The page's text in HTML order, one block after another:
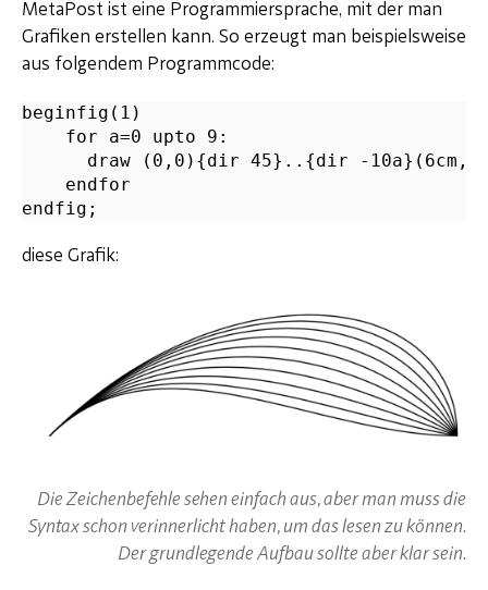
MetaPost ist eine Programmiersprache, mit der man
Grafiken erstellen kann. So erzeugt man beispielsweise
aus folgendem Programmcode:
beginfig(1)
    for a=0 upto 9:
draw (0,0){dir 45}..{dir -
    endfor
diese Grafik:
Die Zeichenbefehle sehen einfach aus, aber man muss die
Syntax schon verinnerlicht haben, um das lesen zu können.
Der grundlegende Aufbau sollte aber klar sein.